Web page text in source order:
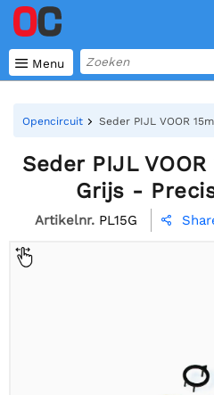
 Menu
Opencircuit Seder PIJL VOOR
Seder PIJL
Grijs -
Artikelnr. PL15G 